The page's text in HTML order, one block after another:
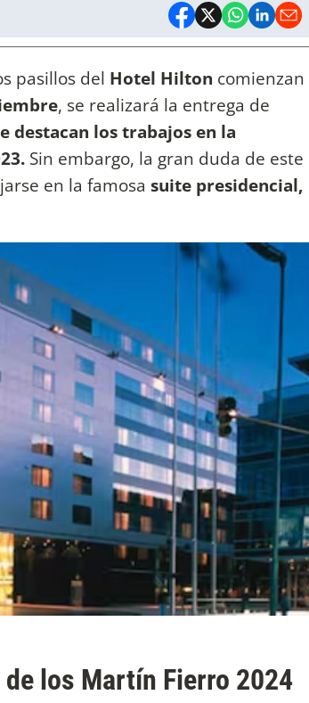
pasillos del Hotel Hilton comienzan
, se realizará la entrega de
destacan los trabajos en la
Sin embargo, la gran duda de este
en la famosa suite presidencial,
los Martín Fierro 2024